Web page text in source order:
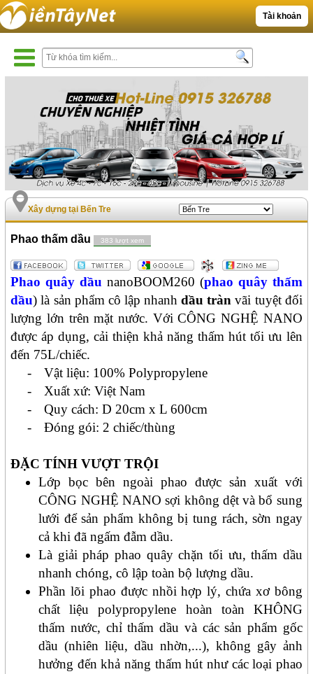
Tài khoản
Xây dựng tại Bến Tre
Phao thấm dầu 383 lượt xem
Phao quây dầu nanoBOOM260 (phao quây thấm
dầu) là sảnphẩm cô lập nhanhdầu tràn vãi tuyệt đối
lượng lớn trên mặt nước. VớiCÔNG NGHỆ NANO
được áp dụng, cải thiện khả năng thấm hút tối ưu lên
đến 75L/chiếc.
-
Vật liệu: 100% Polypropylene
-
Xuất xứ: Việt Nam
-
Quy cách: D 20cm x L 600cm
-
Đóng gói: 2 chiếc/thùng
ĐẶC TÍNH VƯỢT TRỘI
Lớp bọc bên ngoài phao được sản xuất với
CÔNG NGHỆ NANO sợi không dệt và bổ sung
lưới để sản phẩm không bị tung rách, sờn ngay
cả khi đã ngấm đẫm dầu.
Là giải pháp phao quây chặn tối ưu, thấm dầu
nhanh chóng, cô lập toàn bộ lượng dầu.
Phần lõi phao được nhồi hợp lý, chứa xơ bông
chất liệu polypropylene hoàn toàn KHÔNG
thấm nước, chỉ thấm dầu và các sản phẩm gốc
dầu (nhiên liệu, dầu nhờn,...), không gây ảnh
hưởng đến khả năng thấm hút như các loại phao